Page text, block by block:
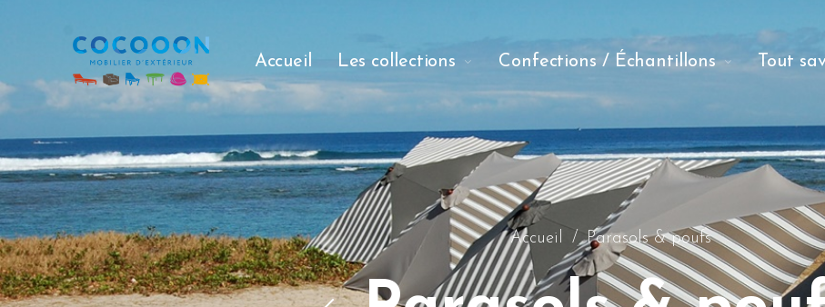
Accueil Les collections Confections / Échantillons Tout
Accueil / Parasols & poufs